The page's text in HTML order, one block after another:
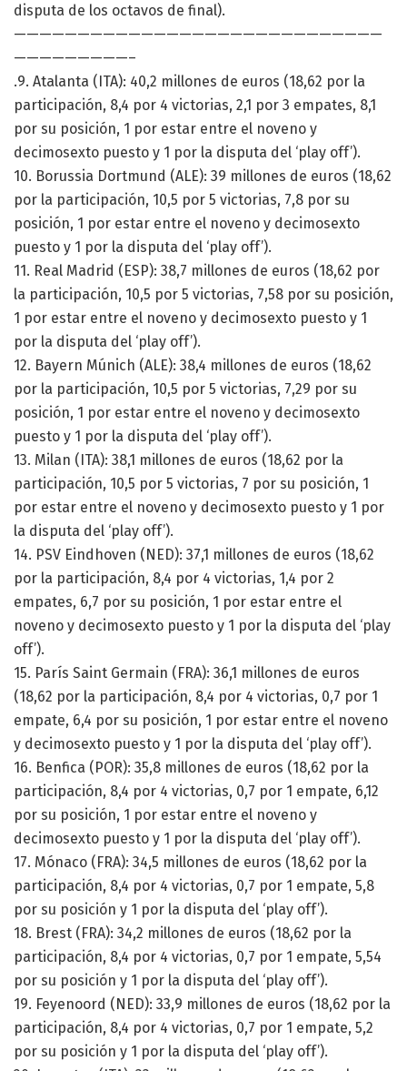
disputa de los octavos de final).
—————————————————————————————
—————————–
.9. Atalanta (ITA): 40,2 millones de euros (18,62 por la
participación, 8,4 por 4 victorias, 2,1 por 3 empates, 8,1
por su posición, 1 por estar entre el noveno y
decimosexto puesto y 1 por la disputa del ‘play off’).
10. Borussia Dortmund (ALE): 39 millones de euros (18,62
por la participación, 10,5 por 5 victorias, 7,8 por su
posición, 1 por estar entre el noveno y decimosexto
puesto y 1 por la disputa del ‘play off’).
11. Real Madrid (ESP): 38,7 millones de euros (18,62 por
la participación, 10,5 por 5 victorias, 7,58 por su posición,
1 por estar entre el noveno y decimosexto puesto y 1
por la disputa del ‘play off’).
12. Bayern Múnich (ALE): 38,4 millones de euros (18,62
por la participación, 10,5 por 5 victorias, 7,29 por su
posición, 1 por estar entre el noveno y decimosexto
puesto y 1 por la disputa del ‘play off’).
13. Milan (ITA): 38,1 millones de euros (18,62 por la
participación, 10,5 por 5 victorias, 7 por su posición, 1
por estar entre el noveno y decimosexto puesto y 1 por
la disputa del ‘play off’).
14. PSV Eindhoven (NED): 37,1 millones de euros (18,62
por la participación, 8,4 por 4 victorias, 1,4 por 2
empates, 6,7 por su posición, 1 por estar entre el
noveno y decimosexto puesto y 1 por la disputa del ‘play
off’).
15. París Saint Germain (FRA): 36,1 millones de euros
(18,62 por la participación, 8,4 por 4 victorias, 0,7 por 1
empate, 6,4 por su posición, 1 por estar entre el noveno
y decimosexto puesto y 1 por la disputa del ‘play off’).
16. Benfica (POR): 35,8 millones de euros (18,62 por la
participación, 8,4 por 4 victorias, 0,7 por 1 empate, 6,12
por su posición, 1 por estar entre el noveno y
decimosexto puesto y 1 por la disputa del ‘play off’).
17. Mónaco (FRA): 34,5 millones de euros (18,62 por la
participación, 8,4 por 4 victorias, 0,7 por 1 empate, 5,8
por su posición y 1 por la disputa del ‘play off’).
18. Brest (FRA): 34,2 millones de euros (18,62 por la
participación, 8,4 por 4 victorias, 0,7 por 1 empate, 5,54
por su posición y 1 por la disputa del ‘play off’).
19. Feyenoord (NED): 33,9 millones de euros (18,62 por la
participación, 8,4 por 4 victorias, 0,7 por 1 empate, 5,2
por su posición y 1 por la disputa del ‘play off’).